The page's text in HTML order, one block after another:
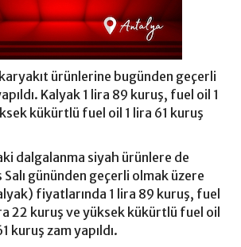
ürünlerine bugünden geçerli
Kalyak 1 lira 89 kuruş, fuel oil 1
kükürtlü fuel oil 1 lira 61 kuruş
dalgalanma siyah ürünlere de
Salı gününden geçerli olmak üzere
fiyatlarında 1 lira 89 kuruş, fuel
22 kuruş ve yüksek kükürtlü fuel oil
kuruş zam yapıldı.